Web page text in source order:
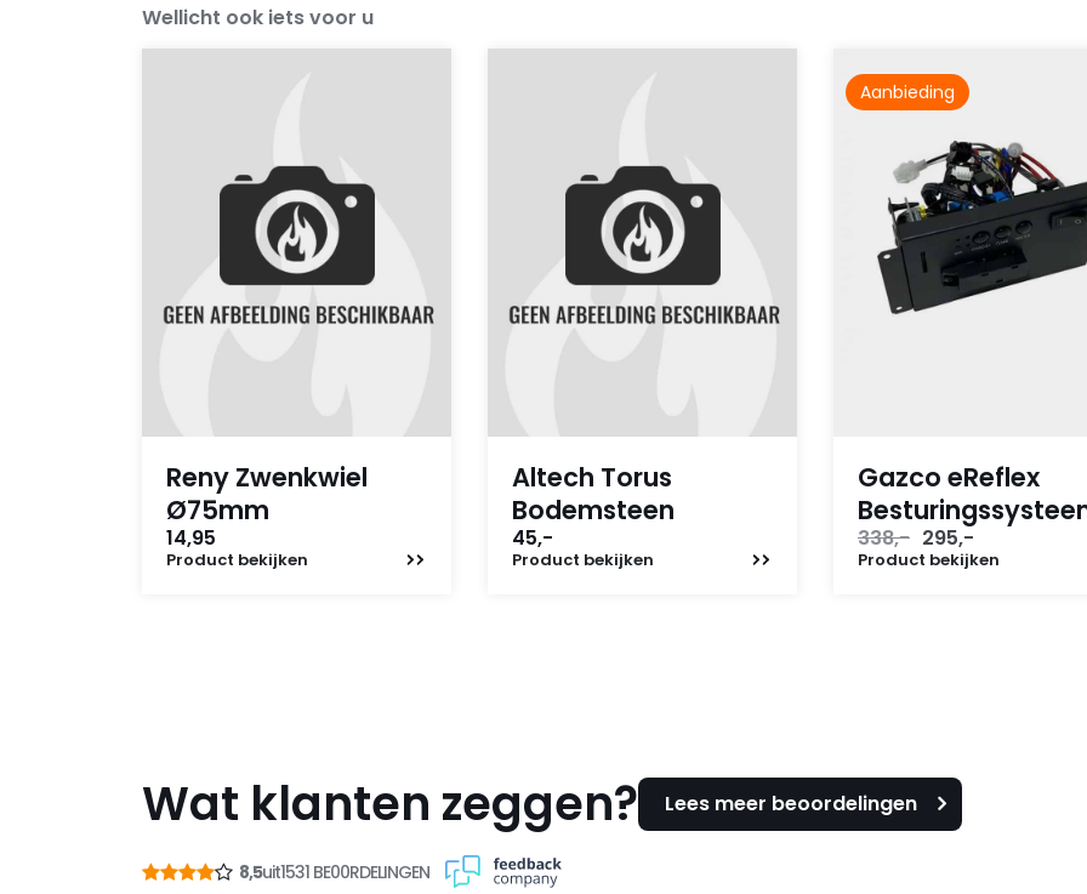
Wellicht ook iets voor u
Reny Zwenkwiel
Ø75mm
14,95
Product bekijken
Altech Torus
Bodemsteen
45,-
Product bekijken
Aanbieding
Gazco eReflex
338,- Oorspronkelijke
prijs
295,-
prijs
Product bekijken
Wat klanten zeggen? Lees meer beoordelingen
8,5uit1531 BE00RDELINGEN